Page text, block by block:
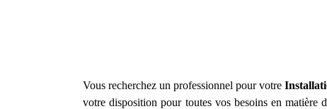
Vous recherchez un professionnel pour votre
votre disposition pour toutes vos besoins en matière